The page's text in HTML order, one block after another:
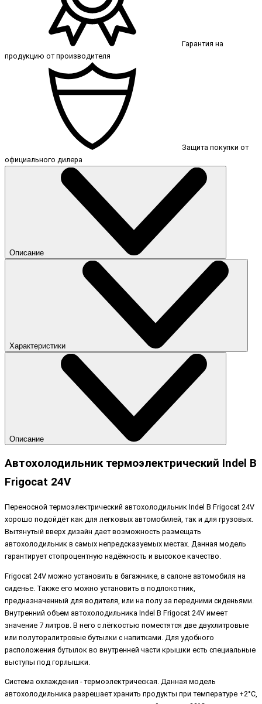
Гарантия на
продукцию от производителя
Защита покупки от
официального дилера
Описание
Характеристики
Описание
Автохолодильник термоэлектрический Indel B
Frigocat 24V
Переносной термоэлектрический автохолодильник Indel B Frigocat 24V
хорошо подойдёт как для легковых автомобилей, так и для грузовых.
Вытянутый вверх дизайн дает возможность размещать
автохолодильник в самых непредсказуемых местах. Данная модель
гарантирует стопроцентную надёжность и высокое качество.
Frigocat 24V можно установить в багажнике, в салоне автомобиля на
сиденье. Также его можно установить в подлокотник,
предназначенный для водителя, или на полу за передними сиденьями.
Внутренний объем автохолодильника Indel B Frigocat 24V имеет
значение 7 литров. В него с лёгкостью поместятся две двухлитровые
или полуторалитровые бутылки с напитками. Для удобного
расположения бутылок во внутренней части крышки есть специальные
выступы под горлышки.
Система охлаждения - термоэлектрическая. Данная модель
автохолодильника разрешает хранить продукты при температуре +2°C,